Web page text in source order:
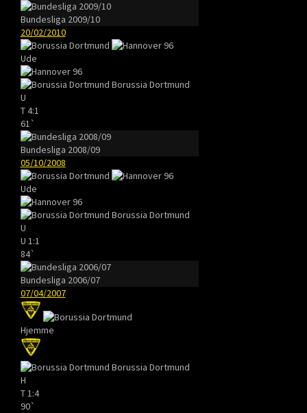
Bundesliga 2009/10
20/02/2010
Ude
Borussia Dortmund
U
T4:1
61`
Bundesliga 2008/09
05/10/2008
Ude
Borussia Dortmund
U
U 1:1
84`
Bundesliga 2006/07
07/04/2007
Hjemme
Borussia Dortmund
H
T 1:4
90`